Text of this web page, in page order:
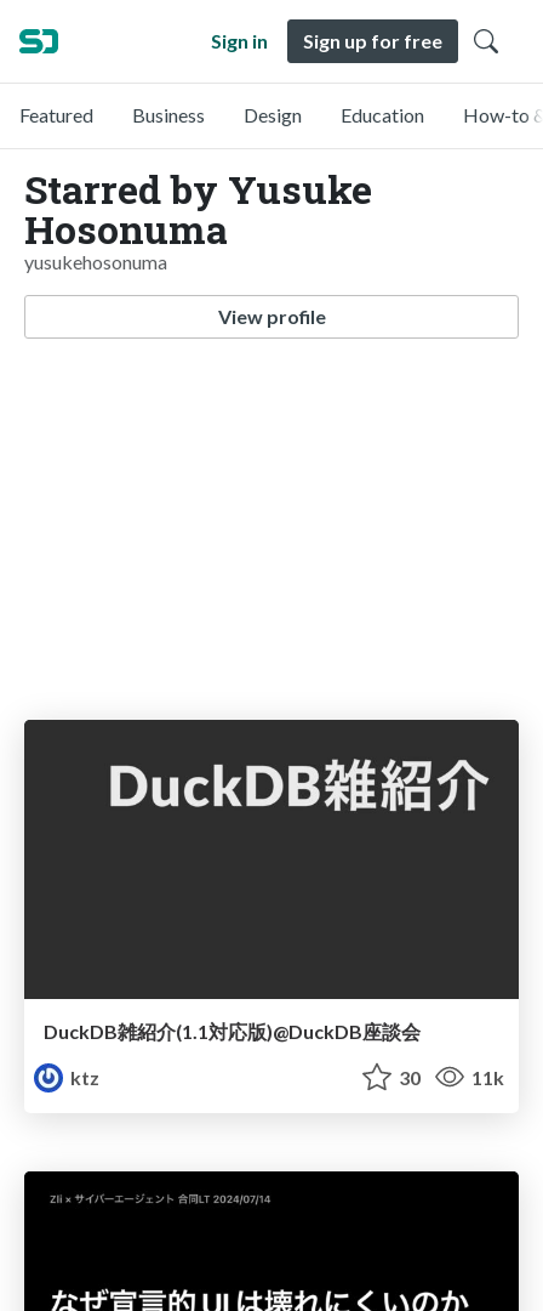
Sign in Sign up for free
Featured Business Design Education How-to
Starred by Yusuke
Hosonuma
yusukehosonuma
View profile
DuckDB雑紹介(1.1対応版)@DuckDB座談会
ktz
30 11k